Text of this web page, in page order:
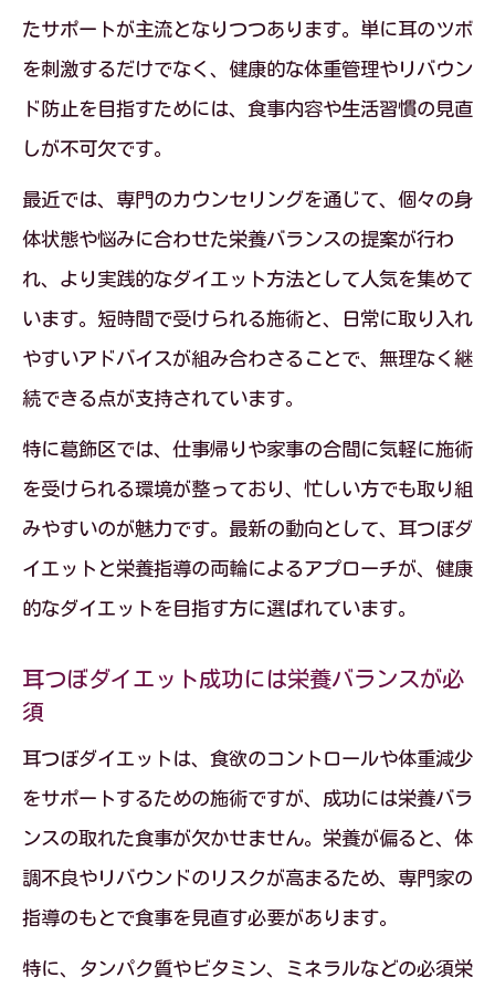
たサポートが主流となりつつあります。単に耳のツボ
を刺激するだけでなく、健康的な体重管理やリバウン
ド防止を目指すためには、食事内容や生活習慣の見直
しが不可欠です。
最近では、専門のカウンセリングを通じて、個々の身
体状態や悩みに合わせた栄養バランスの提案が行わ
れ、より実践的なダイエット方法として人気を集めて
います。短時間で受けられる施術と、日常に取り入れ
やすいアドバイスが組み合わさることで、無理なく継
続できる点が支持されています。
特に葛飾区では、仕事帰りや家事の合間に気軽に施術
を受けられる環境が整っており、忙しい方でも取り組
みやすいのが魅力です。最新の動向として、耳つぼダ
イエットと栄養指導の両輪によるアプローチが、健康
的なダイエットを目指す方に選ばれています。
耳つぼダイエット成功には栄養バランスが必
須
耳つぼダイエットは、食欲のコントロールや体重減少
をサポートするための施術ですが、成功には栄養バラ
ンスの取れた食事が欠かせません。栄養が偏ると、体
調不良やリバウンドのリスクが高まるため、専門家の
指導のもとで食事を見直す必要があります。
特に、タンパク質やビタミン、ミネラルなどの必須栄